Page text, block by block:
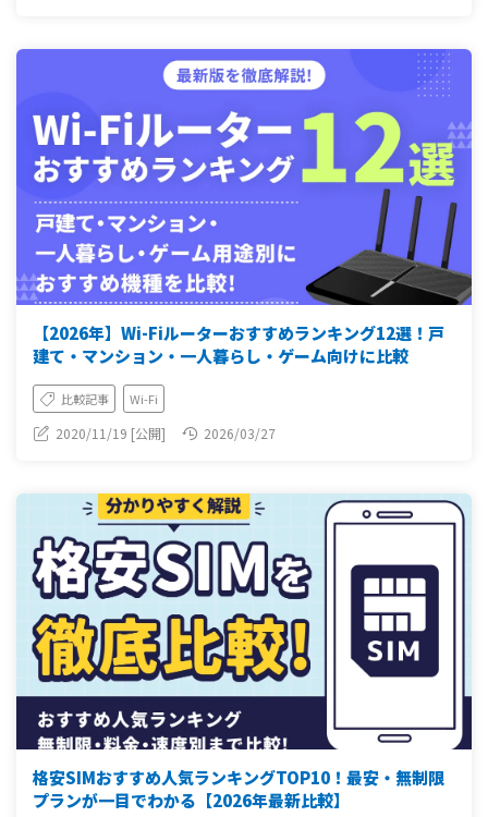
【2026年】Wi-Fiルーターおすすめランキング12選！戸
建て・マンション・一人暮らし・ゲーム向けに比較
比較記事 Wi-Fi
2020/11/19 [公開] 2026/03/27
格安SIMおすすめ人気ランキングTOP10！最安・無制限
プランが一目でわかる【2026年最新比較】